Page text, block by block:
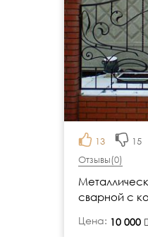
13 15
Отзывы(0)
сварной с
Цена: 10 000
руб.